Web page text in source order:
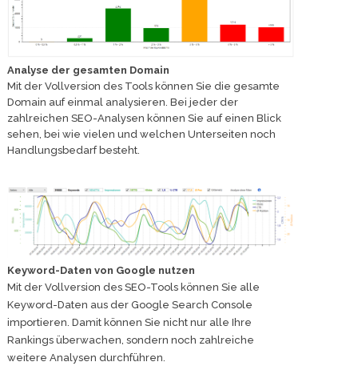
Analyse der gesamten Domain
Mit der Vollversion des Tools können Sie die gesamte
Domain auf einmal analysieren. Bei jeder der
zahlreichen SEO-Analysen können Sie auf einen Blick
sehen, bei wie vielen und welchen Unterseiten noch
Handlungsbedarf besteht.
Keyword-Daten von Google nutzen
Mit der Vollversion des SEO-Tools können Sie alle
Keyword-Daten aus der Google Search Console
importieren. Damit können Sie nicht nur alle Ihre
Rankings überwachen, sondern noch zahlreiche
weitere Analysen durchführen.